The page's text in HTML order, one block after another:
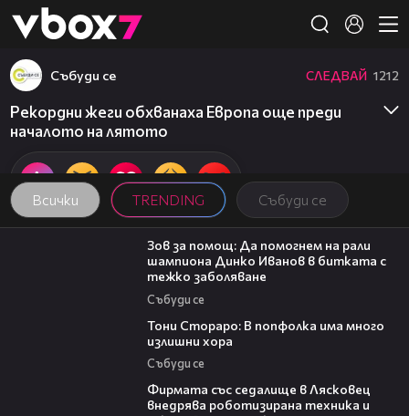
👾
Всички TRENDING Събуди се
Събуди се СЛЕДВАЙ 1212
Рекордни жеги обхванаха Европа още преди
началото на лятото
03:29
Зов за помощ: Да помогнем на рали
шампиона Динко Иванов в битката с
тежко заболяване
Събуди се
Тони Стораро: В попфолка има много
излишни хора
Събуди се
Фирмата със седалище в Лясковец
внедрява роботизирана техника и